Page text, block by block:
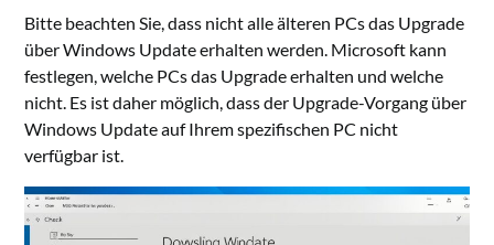
Bitte beachten Sie, dass nicht alle älteren PCs das Upgrade
über Windows Update erhalten werden. Microsoft kann
festlegen, welche PCs das Upgrade erhalten und welche
nicht. Es ist daher möglich, dass der Upgrade-Vorgang über
Windows Update auf Ihrem spezifischen PC nicht
verfügbar ist.